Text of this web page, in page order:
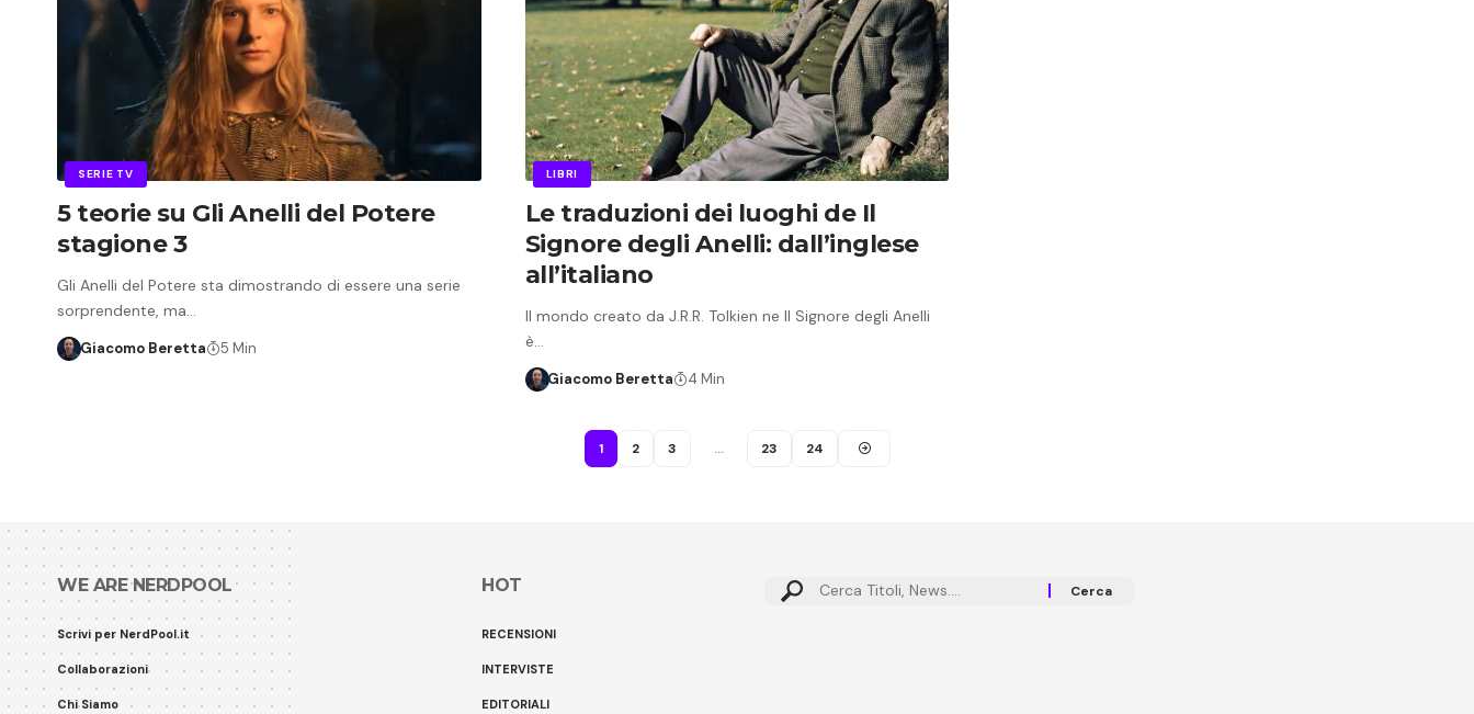
SERIE TV
5 teorie su Gli Anelli del Potere
stagione 3
Gli Anelli del Potere sta dimostrando di essere una serie
sorprendente, ma…
Giacomo Beretta 5 Min
LIBRI
Le traduzioni dei luoghi de Il
Signore degli Anelli: dall’inglese
all’italiano
Il mondo creato da J.R.R. Tolkien ne Il Signore degli Anelli
è…
Giacomo Beretta 4 Min
1 2 3 … 23 24
WE ARE NERDPOOL
Scrivi per NerdPool.it
Collaborazioni
Chi Siamo
HOT
RECENSIONI
INTERVISTE
EDITORIALI
Cerca: